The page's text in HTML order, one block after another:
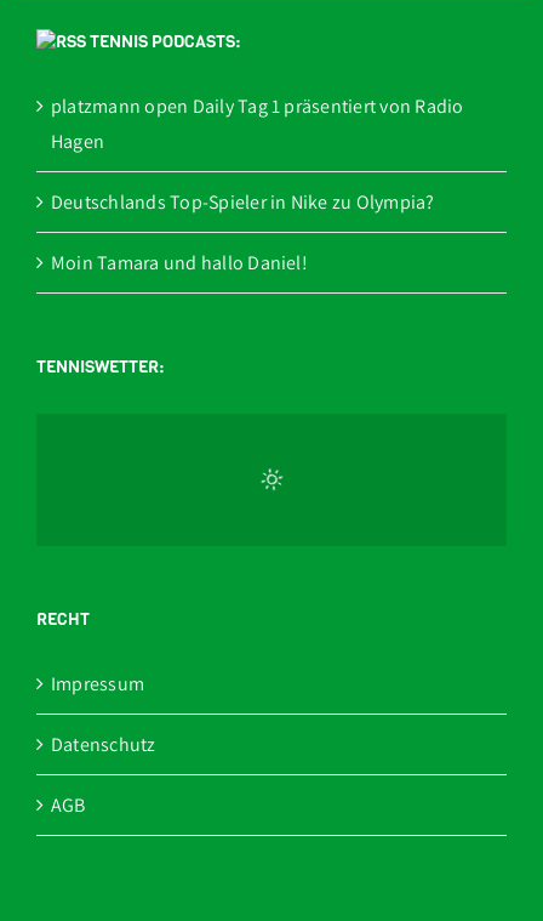
TENNIS PODCASTS:
platzmann open Daily Tag 1 präsentiert von Radio
Hagen
Deutschlands Top-Spieler in Nike zu Olympia?
Moin Tamara und hallo Daniel!
TENNISWETTER:
RECHT
Impressum
Datenschutz
AGB